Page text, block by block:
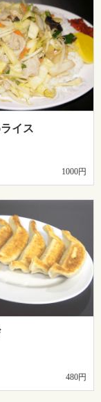
イス
1000円
480円